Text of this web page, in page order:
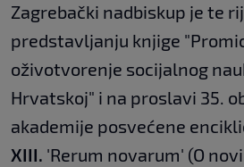
Zagrebački nadbiskup je te
predstavljanju knjige
oživotvorenje socijalnog
Hrvatskoj" i na proslavi 35.
akademije posvećene
XIII. 'Rerum novarum' (O